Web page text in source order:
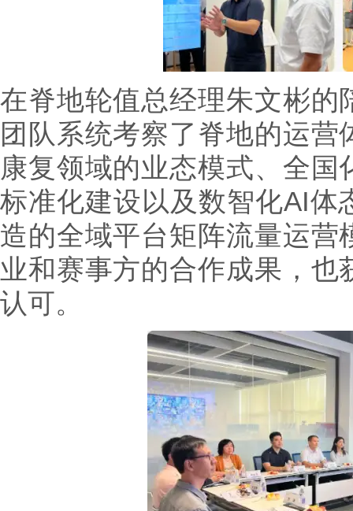
在脊地轮值总经理朱文彬的
团队系统考察了脊地的运
康复领域的业态模式、全
标准化建设以及数智化AI体
造的全域平台矩阵流量运
业和赛事方的合作成果，
认可。